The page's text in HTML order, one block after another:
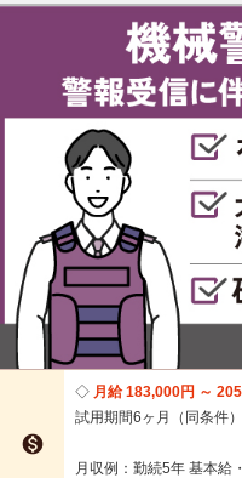

月給 183,000円 ～
試用期間6ヶ月（同条件）
月収例：勤続5年 基本給